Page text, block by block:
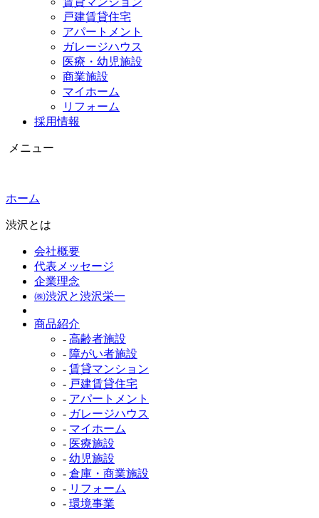
戸建賃貸住宅
アパートメント
ガレージハウス
医療・幼児施設
商業施設
マイホーム
リフォーム
採用情報
メニュー
ホーム
渋沢とは
会社概要
代表メッセージ
企業理念
㈱渋沢と渋沢栄一
商品紹介
- 高齢者施設
- 障がい者施設
- 賃貸マンション
- 戸建賃貸住宅
- アパートメント
- ガレージハウス
- マイホーム
- 医療施設
- 幼児施設
- 倉庫・商業施設
- リフォーム
- 環境事業